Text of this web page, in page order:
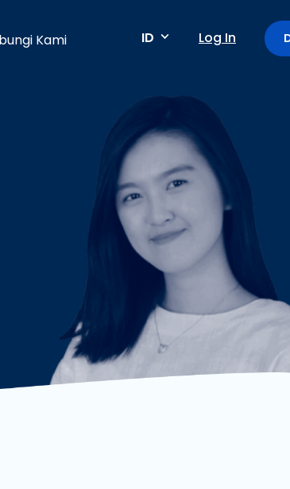
Metode pembayaran
Pembayaran berkala /
Deteksi anomali
Mini App di Aplikasi GoPay
Payment Link: Terima
Dengan Mudah dan Cepat
Kami ID Log In